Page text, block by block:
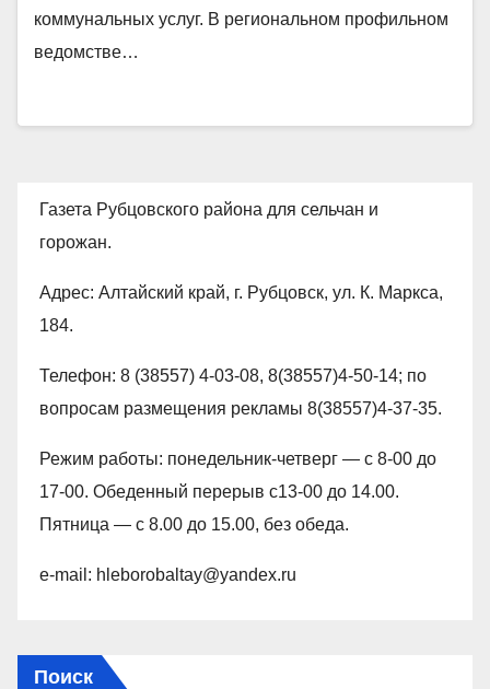
коммунальных услуг. В региональном профильном
ведомстве…
Газета Рубцовского района для сельчан и
горожан.
Адрес: Алтайский край, г. Рубцовск, ул. К. Маркса,
184.
Телефон: 8 (38557) 4-03-08, 8(38557)4-50-14; по
вопросам размещения рекламы 8(38557)4-37-35.
Режим работы: понедельник-четверг — с 8-00 до
17-00. Обеденный перерыв с13-00 до 14.00.
Пятница — с 8.00 до 15.00, без обеда.
e-mail: hleborobaltay@yandex.ru
Поиск